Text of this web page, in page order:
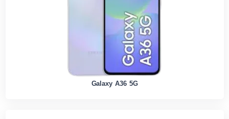
Galaxy A36 5G